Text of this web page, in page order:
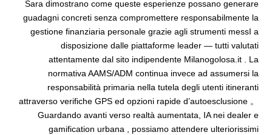
Sara dimostrano come queste esperienze possano generare
guadagni concreti senza compromettere responsabilmente la
gestione finanziaria personale grazie agli strumenti messI a
disposizione dalle piattaforme leader — tutti valutati
attentamente dal sito indipendente Milanogolosa.it . La
normativa AAMS/ADM continua invece ad assumersi la
responsabilità primaria nella tutela degli utenti itineranti
attraverso verifiche GPS ed opzioni rapide d’auto­esclusione 。
Guardando avanti verso realtà aumentata, IA nei dealer e
gamification urbana , possiamo attendere ulteriorissimi